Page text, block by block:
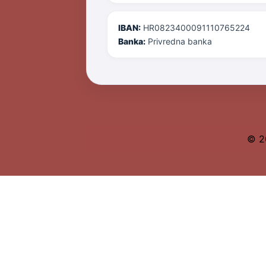
IBAN: HR0823400091110765224
Banka: Privredna banka
©